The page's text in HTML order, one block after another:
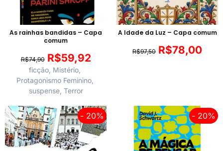
As rainhas bandidas – Capa
comum
R$74,90 R$59,92
ficção Mistério
Protagonismo Feminino,
suspense, Terror
A Idade da Luz – Capa comum
R$97,50 R$78,00
- 20% - 20%